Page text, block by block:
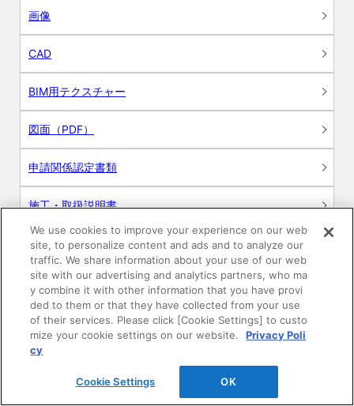
画像
CAD
BIM用テクスチャー
図面（PDF）
申請関係認定書類
施工・取扱説明書
動画
シミュレーションツール
24時間換気システム〈エアスマート〉
簡易設計見積ソフト
R&Dセンター環境測定・分析サービス
We use cookies to improve your experience on our web
site, to personalize content and ads and to analyze our
traffic. We share information about your use of our web
site with our advertising and analytics partners, who ma
y combine it with other information that you have provi
ded to them or that they have collected from your use
of their services. Please click [Cookie Settings] to custo
mize your cookie settings on our website.
Privacy Poli
cy
Cookie Settings OK